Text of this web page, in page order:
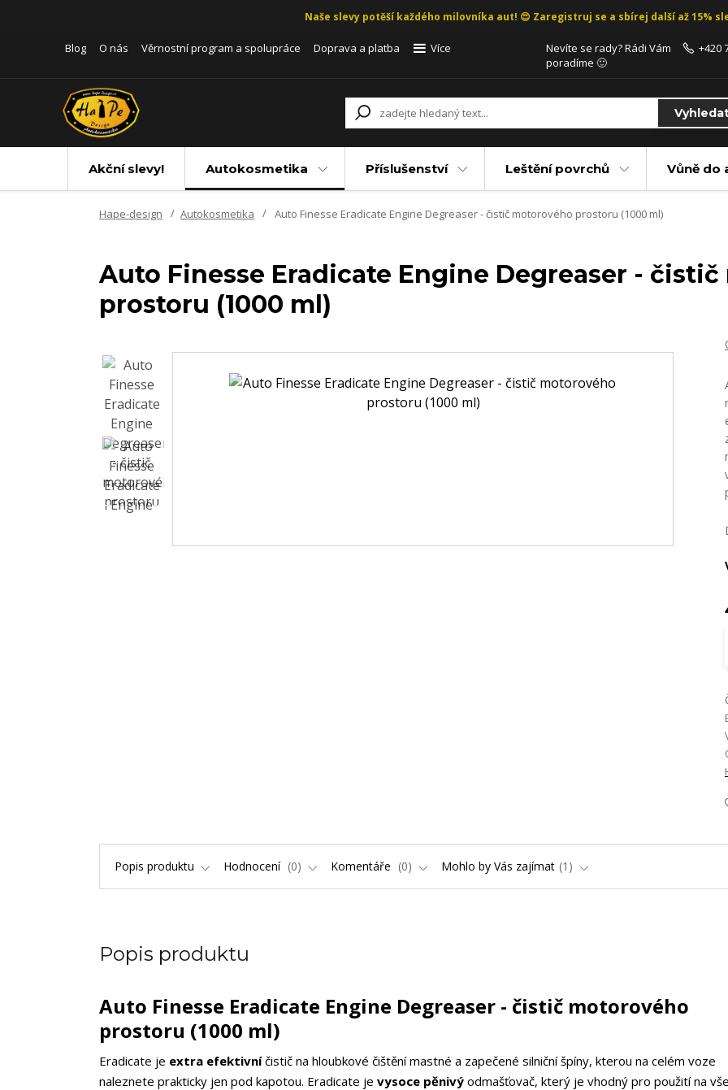
Naše slevy potěší každého milovníka aut! 😍 Zaregistruj se a sbírej další až 15%
Blog O nás Věrnostní program a spolupráce Doprava a platba Více
Nevíte se rady? Rádi Vám
poradíme 🙂
+420
Akční slevy! Autokosmetika Příslušenství Leštění povrchů Vůně do
Hape-design Autokosmetika Auto Finesse Eradicate Engine Degreaser - čistič motorového prostoru (1000 ml)
Auto Finesse Eradicate Engine Degreaser -
prostoru (1000 ml)
Popis produktu Hodnocení 0 Komentáře 0 Mohlo by Vás zajímat 1
Popis produktu
Auto Finesse Eradicate Engine Degreaser - čistič motorového
prostoru (1000 ml)
Eradicate je extra efektivníčistič na hloubkové čištění mastné a zapečené silniční špíny, kterou na celém voze
naleznete prakticky jen pod kapotou. Eradicate je vysoce pěnivý odmašťovač, který je vhodný pro použití na